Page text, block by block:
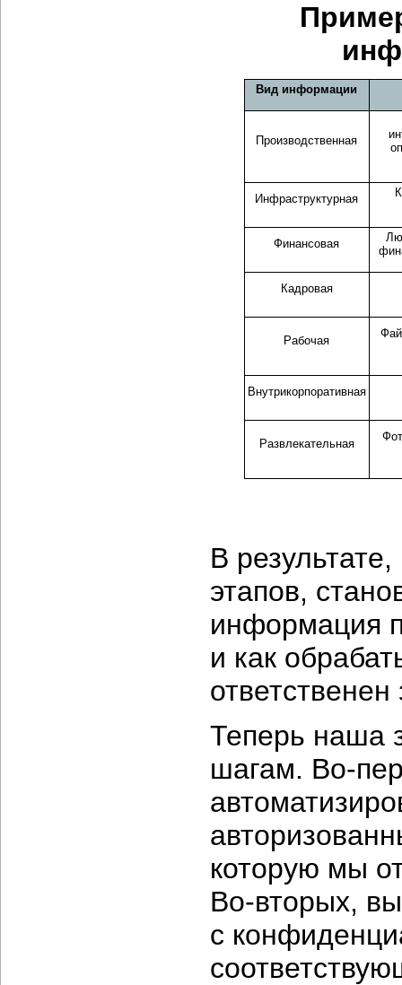
Вид информации
Производственная
Инфраструктурная
Финансовая
Кадровая
Рабочая
Внутрикорпоративная
Развлекательная
В
этапов,
информация
и как
Теперь наша
шагам. Во-
которую мы
Во-вторых,
с